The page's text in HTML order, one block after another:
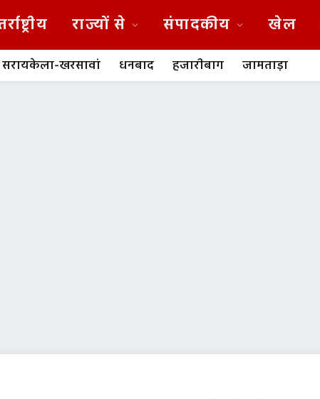
राज्यों से संपादकीय खेल
सरायकेला-खरसावां धनबाद हजारीबाग जामताड़ा